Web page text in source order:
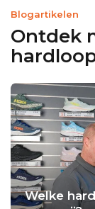
Blogartikelen
Ontdek
Welke